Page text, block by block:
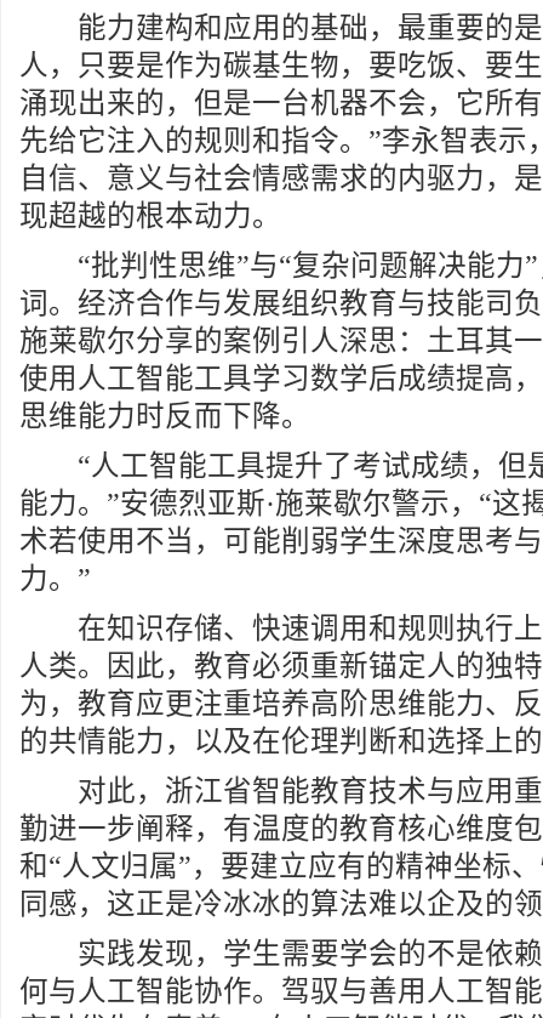
能力建构和应用的基础，最重要的
人，只要是作为碳基生物，要吃饭、要
涌现出来的，但是一台机器不会，它所
先给它注入的规则和指令。”李永智表示
自信、意义与社会情感需求的内驱力，
现超越的根本动力。
“批判性思维”与“复杂问题解决能力”
词。经济合作与发展组织教育与技能司
施莱歇尔分享的案例引人深思：土耳其
使用人工智能工具学习数学后成绩提高
思维能力时反而下降。
“人工智能工具提升了考试成绩，但
能力。”安德烈亚斯·施莱歇尔警示，“这
术若使用不当，可能削弱学生深度思考
力。”
在知识存储、快速调用和规则执行上
人类。因此，教育必须重新锚定人的独
为，教育应更注重培养高阶思维能力、
的共情能力，以及在伦理判断和选择上
对此，浙江省智能教育技术与应用重
勤进一步阐释，有温度的教育核心维度
和“人文归属”，要建立应有的精神坐标
同感，这正是冷冰冰的算法难以企及的
实践发现，学生需要学会的不是依赖
何与人工智能协作。驾驭与善用人工智